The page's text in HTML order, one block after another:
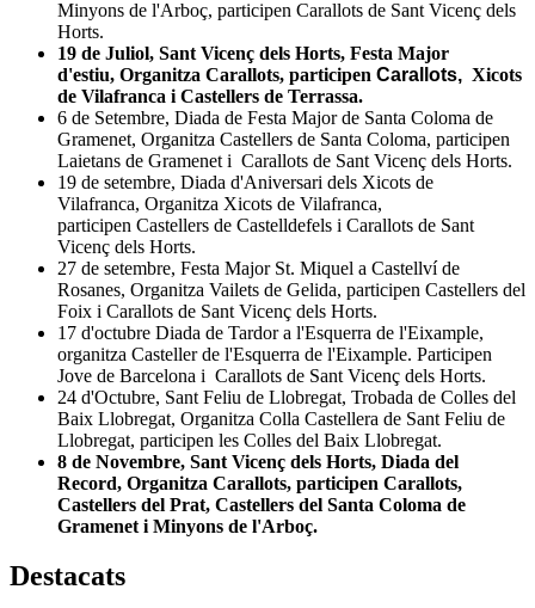
Minyons de l'Arboç, participen Carallots de Sant Vicenç dels
Horts.
19 de Juliol, Sant Vicenç dels Horts, Festa Major
d'estiu, Organitza Carallots, participen Carallots, Xicots
de Vilafranca i Castellers de Terrassa.
6 de Setembre, Diada de Festa Major de Santa Coloma de
Gramenet, Organitza Castellers de Santa Coloma, participen
Laietans de Gramenet i Carallots de Sant Vicenç dels Horts.
19 de setembre, Diada d'Aniversari dels Xicots de
Vilafranca, Organitza Xicots de Vilafranca,
participen Castellers de Castelldefels i Carallots de Sant
Vicenç dels Horts.
27 de setembre, Festa Major St. Miquel a Castellví de
Rosanes, Organitza Vailets de Gelida, participen Castellers del
Foix i Carallots de Sant Vicenç dels Horts.
17 d'octubre Diada de Tardor a l'Esquerra de l'Eixample,
organitza Casteller de l'Esquerra de l'Eixample. Participen
Jove de Barcelona i Carallots de Sant Vicenç dels Horts.
24 d'Octubre, Sant Feliu de Llobregat, Trobada de Colles del
Baix Llobregat, Organitza Colla Castellera de Sant Feliu de
Llobregat, participen les Colles del Baix Llobregat.
8 de Novembre, Sant Vicenç dels Horts, Diada del
Record, Organitza Carallots, participen Carallots,
Castellers del Prat, Castellers del Santa Coloma de
Gramenet i Minyons de l'Arboç.
Destacats